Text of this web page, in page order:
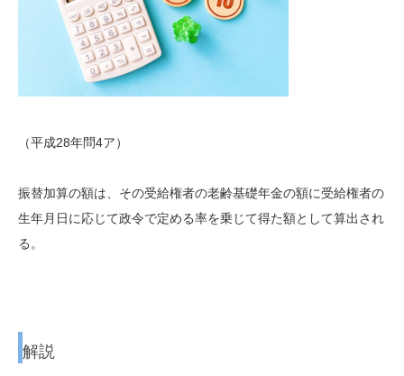
（平成28年問4ア）
振替加算の額は、その受給権者の老齢基礎年金の額に受給権者の
生年月日に応じて政令で定める率を乗じて得た額として算出され
る。
解説